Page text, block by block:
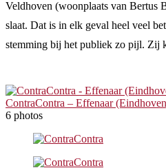
Veldhoven (woonplaats van Bertus
slaat. Dat is in elk geval heel veel
stemming bij het publiek zo pijl. Zij
ContraContra – Effenaar
6 photos